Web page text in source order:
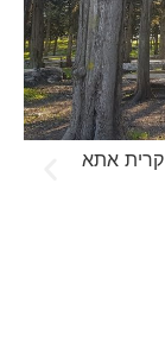
קרית אתא